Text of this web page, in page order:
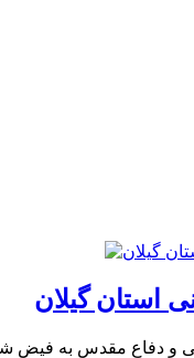
استان گیلان